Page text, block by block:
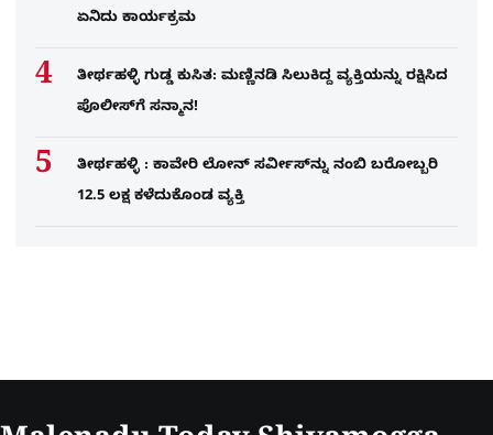
ಏನಿದು ಕಾರ್ಯಕ್ರಮ
ತೀರ್ಥಹಳ್ಳಿ ಗುಡ್ಡ ಕುಸಿತ: ಮಣ್ಣಿನಡಿ ಸಿಲುಕಿದ್ದ ವ್ಯಕ್ತಿಯನ್ನು ರಕ್ಷಿಸಿದ
ಪೊಲೀಸ್‌ಗೆ ಸನ್ಮಾನ!
ತೀರ್ಥಹಳ್ಳಿ : ಕಾವೇರಿ ಲೋನ್​ ಸರ್ವೀಸ್​​​ನ್ನು ನಂಬಿ ಬರೋಬ್ಬರಿ
12.5 ಲಕ್ಷ ಕಳೆದುಕೊಂಡ ವ್ಯಕ್ತಿ